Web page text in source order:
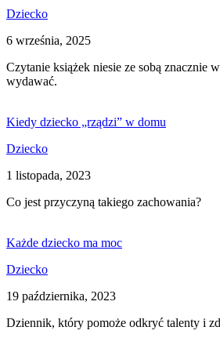
Dziecko
6 września, 2025
Czytanie książek niesie ze sobą znacznie
wydawać.
Kiedy dziecko „rządzi” w domu
Dziecko
1 listopada, 2023
Co jest przyczyną takiego zachowania?
Każde dziecko ma moc
Dziecko
19 października, 2023
Dziennik, który pomoże odkryć talenty i